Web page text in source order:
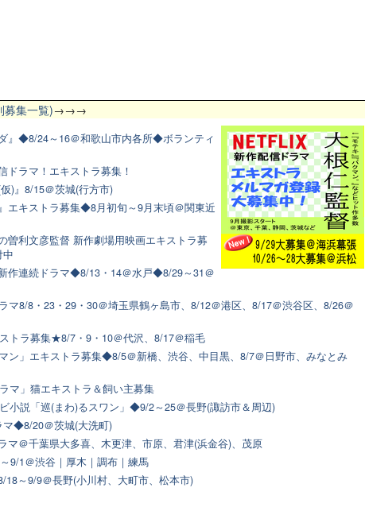
募集一覧)→→→
』◆8/24～16＠和歌山市内各所◆ボランティ
ドラマ！エキストラ募集！
)』8/15＠茨城(行方市)
エキストラ募集◆8月初旬～9月末頃＠関東近
曽利文彦監督 新作劇場用映画エキストラ募
作連続ドラマ◆8/13・14＠水戸◆8/29～31＠
マ8/8・23・29・30＠埼玉県鶴ヶ島市、8/12＠港区、8/17＠渋谷区、8/26＠
トラ募集★8/7・9・10＠代沢、8/17＠稲毛
ン」エキストラ募集◆8/5＠新橋、渋谷、中目黒、8/7＠日野市、みなとみ
マ」猫エキストラ＆飼い主募集
小説「巡(まわ)るスワン」◆9/2～25＠長野(諏訪市＆周辺)
マ◆8/20＠茨城(大洗町)
マ＠千葉県大多喜、木更津、市原、君津(浜金谷)、茂原
9/1＠渋谷｜厚木｜調布｜練馬
～9/9＠長野(小川村、大町市、松本市)